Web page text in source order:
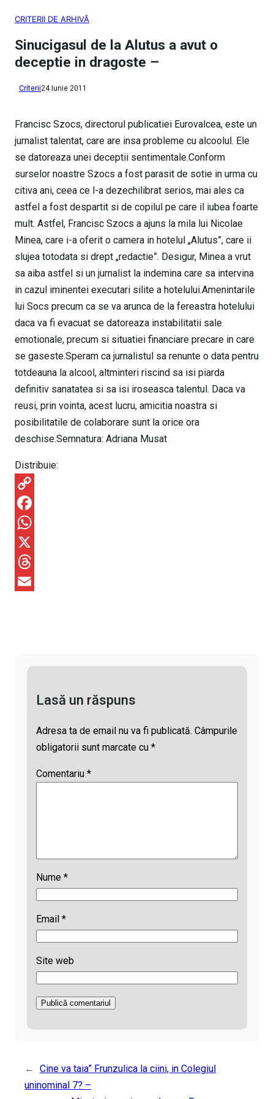
CRITERII DE ARHIVĂ
Sinucigasul de la Alutus a avut o
deceptie in dragoste –
Criterii24 Iunie 2011
Francisc Szocs, directorul publicatiei Eurovalcea, este un
jurnalist talentat, care are insa probleme cu alcoolul. Ele
se datoreaza unei deceptii sentimentale.Conform
surselor noastre Szocs a fost parasit de sotie in urma cu
citiva ani, ceea ce l-a dezechilibrat serios, mai ales ca
astfel a fost despartit si de copilul pe care il iubea foarte
mult. Astfel, Francisc Szocs a ajuns la mila lui Nicolae
Minea, care i-a oferit o camera in hotelul „Alutus”, care ii
slujea totodata si drept „redactie”. Desigur, Minea a vrut
sa aiba astfel si un jurnalist la indemina care sa intervina
in cazul iminentei executari silite a hotelului.Amenintarile
lui Socs precum ca se va arunca de la fereastra hotelului
daca va fi evacuat se datoreaza instabilitatii sale
emotionale, precum si situatiei financiare precare in care
se gaseste.Speram ca jurnalistul sa renunte o data pentru
totdeauna la alcool, altminteri riscind sa isi piarda
definitiv sanatatea si sa isi iroseasca talentul. Daca va
reusi, prin vointa, acest lucru, amicitia noastra si
posibilitatile de colaborare sunt la orice ora
deschise.Semnatura: Adriana Musat
Distribuie:
C
o
p
y
L
F
a
c
e
W
h
a
X
T
Lasă un răspuns
Adresa ta de email nu va fi publicată. Câmpurile
obligatorii sunt marcate cu *
Comentariu *
Nume *
Email *
Site web
←
Cine va taia” Frunzulica la ciini, in Colegiul
uninominal 7? –